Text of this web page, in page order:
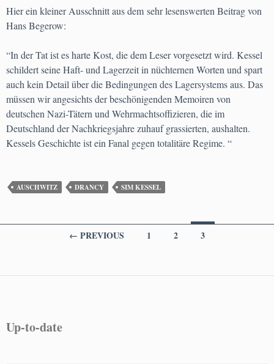
Hier ein kleiner Ausschnitt aus dem sehr lesenswerten Beitrag von
Hans Begerow:
“In der Tat ist es harte Kost, die dem Leser vorgesetzt wird. Kessel
schildert seine Haft- und Lagerzeit in nüchternen Worten und spart
auch kein Detail über die Bedingungen des Lagersystems aus. Das
müssen wir angesichts der beschönigenden Memoiren von
deutschen Nazi-Tätern und Wehrmachtsoffizieren, die im
Deutschland der Nachkriegsjahre zuhauf grassierten, aushalten.
Kessels Geschichte ist ein Fanal gegen totalitäre Regime. “
AUSCHWITZ DRANCY SIM KESSEL
← PREVIOUS 1 2 3
Up-to-date